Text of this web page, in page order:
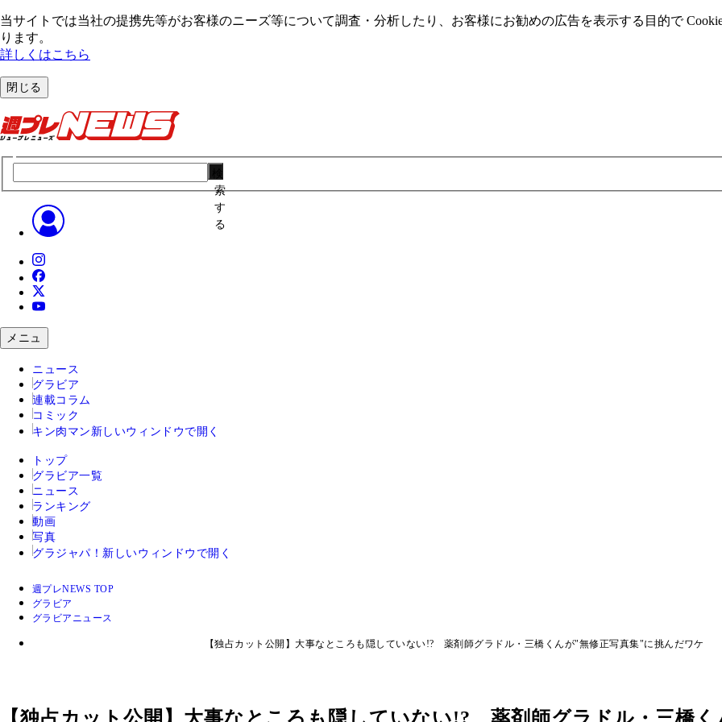
当サイトでは当社の提携先等がお客様のニーズ等について調査・分析したり、お客様にお勧めの広告を表⽰する⽬的で
ります。
詳しくはこちら
閉じる
索
す
る
メニュ
ニュース
グラビア
連載コラム
コミック
キン肉マン 新しいウィンドウで開く
トップ
グラビア一覧
ニュース
ランキング
動画
写真
グラジャパ！ 新しいウィンドウで開く
週プレNEWS TOP
グラビア
グラビアニュース
【独占カット公開】大事なところも隠していない!? 薬剤師グラドル・三橋くんが"無修正写真集"に挑んだワケ
【独占カット公開】大事なところも隠していない!? 薬剤師グラドル・三橋